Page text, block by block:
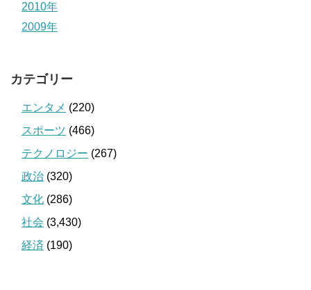
2010年
2009年
カテゴリー
エンタメ (220)
スポーツ (466)
テクノロジー (267)
政治 (320)
文化 (286)
社会 (3,430)
経済 (190)